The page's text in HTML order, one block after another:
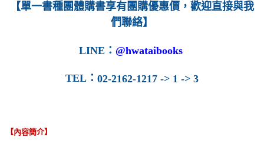
每筆NT$160
【單一書種團體購書享有團購優惠價，歡迎直接與我
們聯絡】
LINE ： @hwataibooks
TEL ： 02-2162-1217 -> 1 -> 3
【內容簡介】